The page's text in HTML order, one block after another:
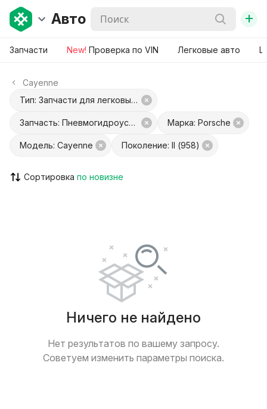
Авто +
Запчасти New! Проверка по VIN Легковые авто
Cayenne
Тип: Запчасти для легковых авто
Запчасть: Пневмогидроусилитель сцепления Марка: Porsche
Модель: Cayenne Поколение: II (958)
Сортировка
Ничего не найдено
Нет результатов по вашему запросу.
Советуем изменить параметры поиска.